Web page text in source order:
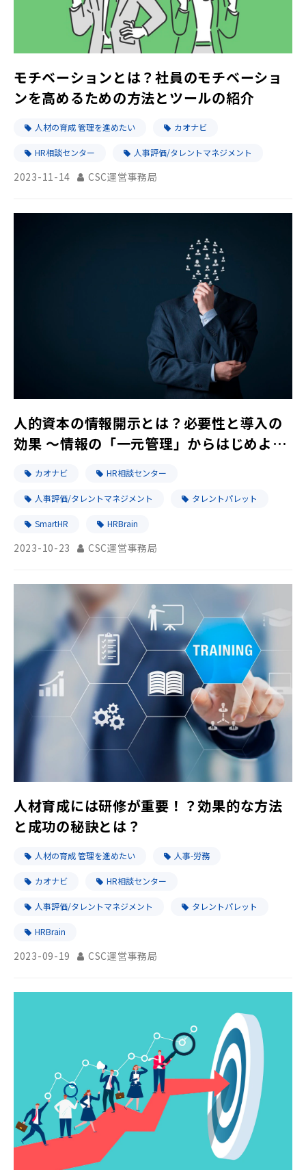
モチベーションとは？社員のモチベーショ
ンを高めるための方法とツールの紹介
人材の育成 管理を進めたい カオナビ
HR相談センター 人事評価/タレントマネジメント
2023-11-14 CSC運営事務局
人的資本の情報開示とは？必要性と導入の
効果 ～情報の「一元管理」からはじめよ
カオナビ HR相談センター
人事評価/タレントマネジメント タレントパレット
SmartHR HRBrain
2023-10-23 CSC運営事務局
人材育成には研修が重要！？効果的な方法
と成功の秘訣とは？
人材の育成 管理を進めたい 人事-労務
カオナビ HR相談センター
人事評価/タレントマネジメント タレントパレット
HRBrain
2023-09-19 CSC運営事務局